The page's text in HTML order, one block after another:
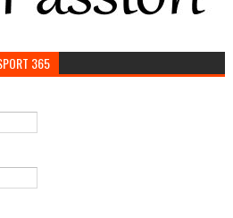
365